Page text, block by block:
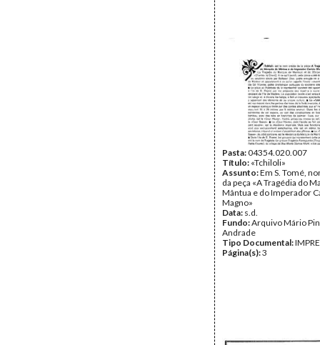
Pasta:04354.020.007
Título: «Tchiloli»
Assunto:Em S. Tomé,
da peça «A Tragédia do
Mântua e do Imperador
Magno»
Data: s.d.
Fundo:Arquivo Mário
Andrade
Tipo Documental:
Página(s):3